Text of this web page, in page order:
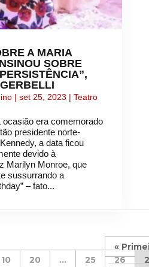
A MARIA
SOBRE
| set 25, 2023 | Teatro
ocasião era comemorado
presidente norte-
a data ficou
devido à
Marilyn Monroe, que
sussurrando a
– fato...
«
10 20 ... 25 26